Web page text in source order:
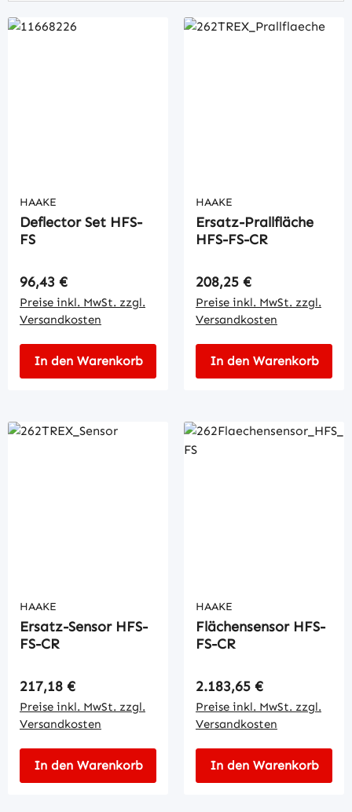
HAAKE
Deflector Set HFS-
FS
Regulärer Preis:
96,43 €
Preise inkl. MwSt. zzgl.
Versandkosten
In den Warenkorb
HAAKE
Ersatz-Prallfläche
HFS-FS-CR
Regulärer Preis:
208,25 €
Preise inkl. MwSt. zzgl.
Versandkosten
In den Warenkorb
HAAKE
Ersatz-Sensor HFS-
FS-CR
Regulärer Preis:
217,18 €
Preise inkl. MwSt. zzgl.
Versandkosten
In den Warenkorb
HAAKE
Flächensensor HFS-
FS-CR
Regulärer Preis:
2.183,65 €
Preise inkl. MwSt. zzgl.
Versandkosten
In den Warenkorb